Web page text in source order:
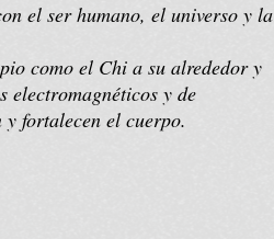
el ser humano, el universo y la
como el Chi a su alrededor y
electromagnéticos y de
fortalecen el cuerpo.